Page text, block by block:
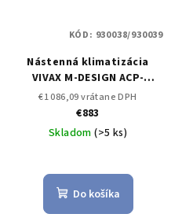
Nástenná klimatizácia
VIVAX M-DESIGN ACP-
18CH50AEMI 5 kWSet
vonkajšia a vnútorná
jednotka
€1 086,09 vrátane DPH
€883
Skladom(>5 ks)
Do košíka
KÓD: 930038/930039